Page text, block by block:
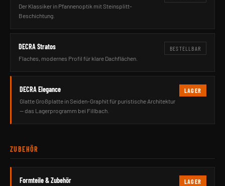
Der Klassiker in Pfannenoptik mit Steinsplitt-
Beschichtung.
DECRA Stratos
Flaches, modernes Profil für klare Dachflächen.
BESTELLBAR
DECRA Elegance
Glatte Großplatte in Seiden-Graphit für puristische Architektur
— das Lagerprogramm bei Fillbach.
LAGER
ZUBEHÖR
Formteile & Zubehör LAGER